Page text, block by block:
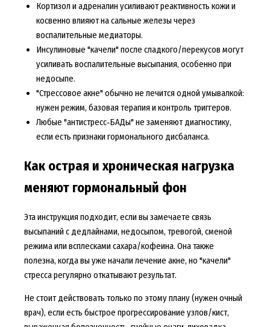
Кортизол и адреналин усиливают реактивность кожи и
косвенно влияют на сальные железы через
воспалительные медиаторы.
Инсулиновые "качели" после сладкого/перекусов могут
усиливать воспалительные высыпания, особенно при
недосыпе.
"Стрессовое акне" обычно не лечится одной умывалкой:
нужен режим, базовая терапия и контроль триггеров.
Любые "антистресс‑БАДы" не заменяют диагностику,
если есть признаки гормонального дисбаланса.
Как острая и хроническая нагрузка
меняют гормональный фон
Эта инструкция подходит, если вы замечаете связь
высыпаний с дедлайнами, недосыпом, тревогой, сменой
режима или всплесками сахара/кофеина. Она также
полезна, когда вы уже начали лечение акне, но "качели"
стресса регулярно откатывают результат.
Не стоит действовать только по этому плану (нужен очный
врач), если есть быстрое прогрессирование узлов/кист,